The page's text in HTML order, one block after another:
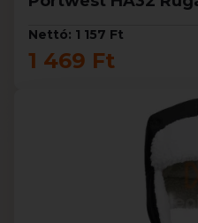
Nettó: 1 157 Ft
1 469 Ft